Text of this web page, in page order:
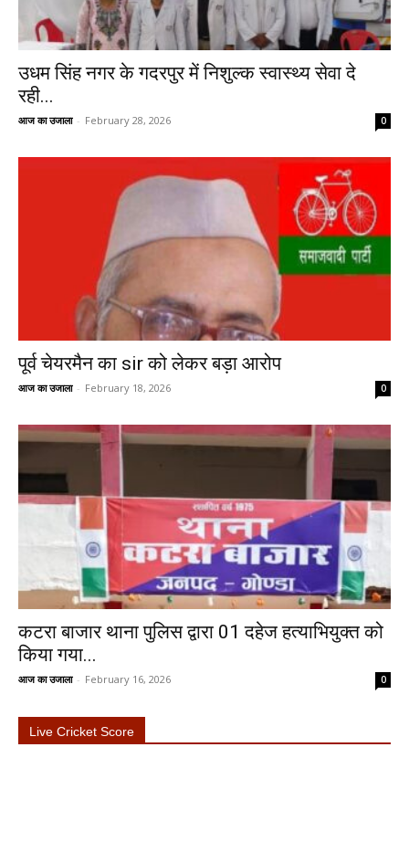
उधम सिंह नगर के गदरपुर में निशुल्क स्वास्थ्य सेवा दे
रही...
आज का उजाला - February 28, 2026 0
पूर्व चेयरमैन का sir को लेकर बड़ा आरोप
आज का उजाला - February 18, 2026 0
कटरा बाजार थाना पुलिस द्वारा 01 दहेज हत्याभियुक्त को
किया गया...
आज का उजाला - February 16, 2026 0
Live Cricket Score